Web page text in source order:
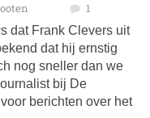
1
dat Frank Clevers uit
dat hij ernstig
nog sneller dan we
bij De
berichten over het